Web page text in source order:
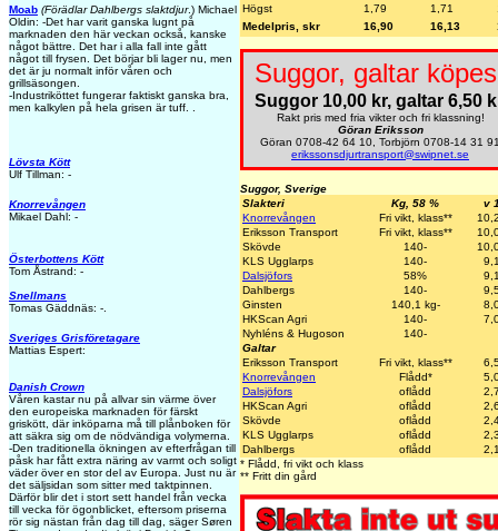
Moab (Förädlar Dahlbergs slaktdjur.) Michael
Oldin: -Det har varit ganska lugnt på
marknaden den här veckan också, kanske
något bättre. Det har i alla fall inte gått
något till frysen. Det börjar bli lager nu, men
det är ju normalt inför våren och
grillsäsongen.
-Industriköttet fungerar faktiskt ganska bra,
men kalkylen på hela grisen är tuff. .
Lövsta Kött
Ulf Tillman: -
Knorrevången
Mikael Dahl: -
Österbottens Kött
Tom Åstrand: -
Snellmans
Tomas Gäddnäs: -.
Sveriges Grisföretagare
Mattias Espert:
Danish Crown
Våren kastar nu på allvar sin värme över
den europeiska marknaden för färskt
griskött, där inköparna må till plånboken för
att säkra sig om de nödvändiga volymerna.
-Den traditionella ökningen av efterfrågan till
påsk har fått extra näring av varmt och soligt
väder över en stor del av Europa. Just nu är
det säljsidan som sitter med taktpinnen.
Därför blir det i stort sett handel från vecka
till vecka för ögonblicket, eftersom priserna
rör sig nästan från dag till dag, säger Søren
Högst
1,79 1,71
Medelpris, skr
16,90 16,13
Suggor, galtar
Suggor 10,00 kr, galtar 6,50
Rakt pris med fria vikter och fri klassning!
Göran Eriksson
Göran 0708-42 64 10, Torbjörn 0708-14 31
erikssonsdjurtransport@swipnet.se
Suggor, Sverige
Slakteri
Kg, 58 %
v
Knorrevången
Fri vikt, klass**
Eriksson Transport
Fri vikt, klass**
Skövde
140-
KLS Ugglarps
140-
Dalsjöfors
58%
Dahlbergs
140-
Ginsten
140,1 kg-
HKScan Agri
140-
Nyhléns & Hugoson
140-
Galtar
Eriksson Transport
Fri vikt, klass**
Knorrevången
Flådd*
Dalsjöfors
oflådd
HKScan Agri
oflådd
Skövde
oflådd
KLS Ugglarps
oflådd
Dahlbergs
oflådd
* Flådd, fri vikt och klass
** Fritt din gård